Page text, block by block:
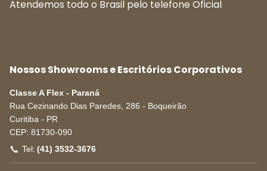
Atendemos todo o Brasil pelo telefone Oficial
Nossos Showrooms e Escritórios Corporativos
Classe A Flex - Paraná
Rua Cezinando Dias Paredes, 286 - Boqueirão
Curitiba - PR
CEP: 81730-090
📞 Tel: (41) 3532-3676